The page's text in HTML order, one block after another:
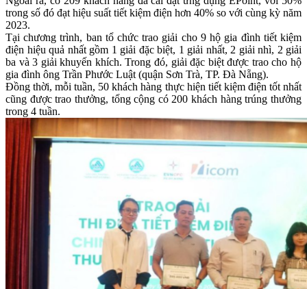
trong số đó đạt hiệu suất tiết kiệm điện hơn 40% so với cùng kỳ năm
2023.
Tại chương trình, ban tổ chức trao giải cho 9 hộ gia đình tiết kiệm
điện hiệu quả nhất gồm 1 giải đặc biệt, 1 giải nhất, 2 giải nhì, 2 giải
ba và 3 giải khuyến khích. Trong đó, giải đặc biệt được trao cho hộ
gia đình ông Trần Phước Luật (quận Sơn Trà, TP. Đà Nẵng).
Đồng thời, mỗi tuần, 50 khách hàng thực hiện tiết kiệm điện tốt nhất
cũng được trao thưởng, tổng cộng có 200 khách hàng trúng thưởng
trong 4 tuần.